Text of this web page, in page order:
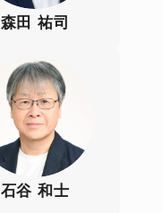
森田 祐司
石谷 和士